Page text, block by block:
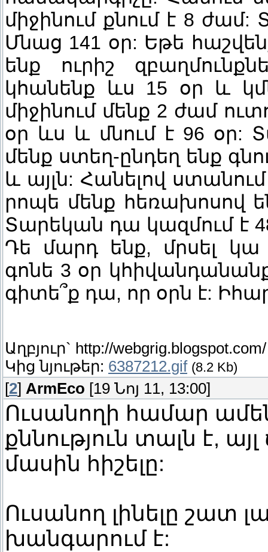
միջինում քնում է 8
Մնաց 141 օր: Եթե
ենք ուրիշ
կհանենք ևս 15 օր և
միջինում մենք 2 ժամ
օր ևս և մնում է 96 օր:
մենք ստեղ-ընդեղ ենք
և այլն: Հանելով
րոպե մենք հեռախոսով
Տարեկան դա կազմում է
Դե մարդ ենք, մրսել
գոնե 3 օր
գիտե՞ք դա, որ օրն է:
Աղբյուր` http://webgrig.blogspot.com/
Կից նյութեր: 6387212.gif (8.2 Kb)
[2] ArmEco [19 Նոյ 11, 13:00]
Ուսանողի համար
քննություն տալն է,
մասին հիշելը:
Ուսանող լինելը շատ
խանգարում է: